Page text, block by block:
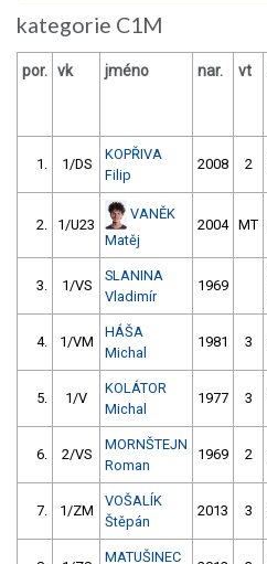
kategorie C1M
por. vk jméno nar. vt
1. 1/DS
KOPŘIVA
Filip
2008 2
2. 1/U23
VANĚK
Matěj
2004 MT
3. 1/VS
SLANINA
Vladimír
1969
4. 1/VM
HÁŠA
Michal
1981 3
5. 1/V
KOLÁTOR
Michal
1977 3
6. 2/VS
MORNŠTEJN
Roman
1969 2
7. 1/ZM
VOŠALÍK
Štěpán
2013 3
MATUŠINEC